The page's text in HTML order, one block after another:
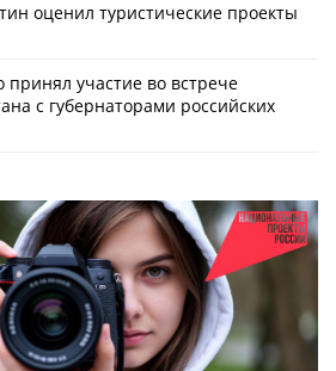
оценил туристические проекты
принял участие во встрече
с губернаторами российских